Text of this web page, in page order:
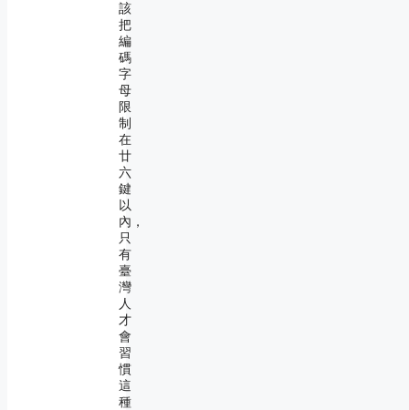
該
把
編
碼
字
母
限
制
在
廿
六
鍵
以
內，
只
有
臺
灣
人
才
會
習
慣
這
種